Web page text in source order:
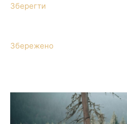
Зберегти
Збережено